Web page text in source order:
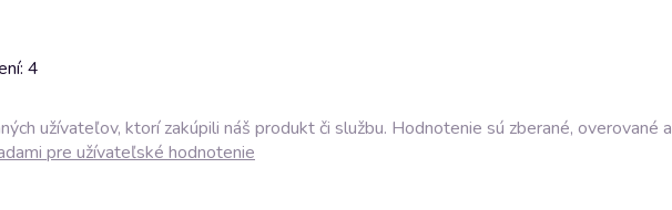
4
užívateľov, ktorí zakúpili náš produkt či službu. Hodnotenie sú zberané, overované a
pre užívateľské hodnotenie